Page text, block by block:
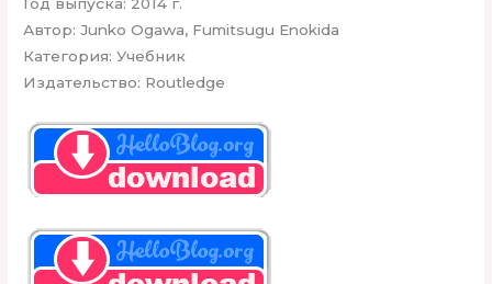
Автор: Junko Ogawa, Fumitsugu Enokida
Категория: Учебник
Издательство: Routledge